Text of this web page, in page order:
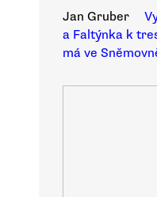
Jan Gruber
a Faltýnka k
má ve